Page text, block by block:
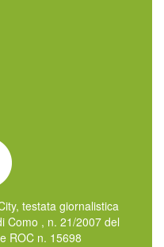
testata giornalistica
Como , n. 21/2007 del
ROC n. 15698